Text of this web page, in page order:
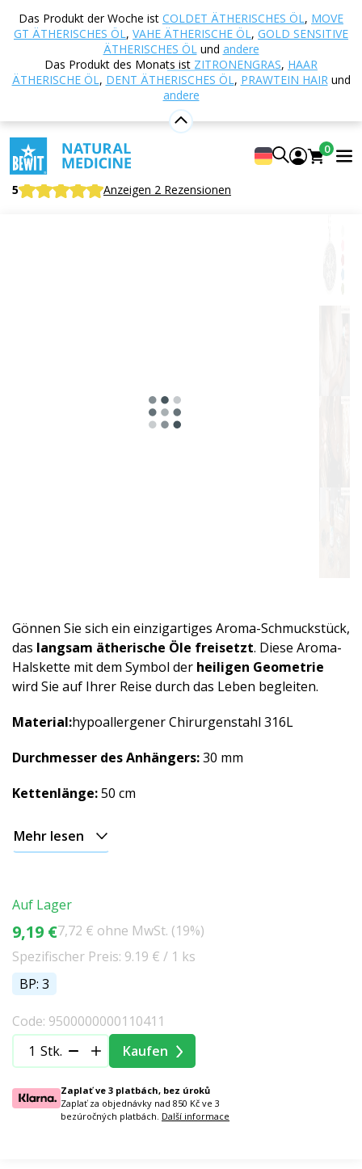
Das Produkt der Woche ist COLDET ÄTHERISCHES ÖL, MOVE
GT ÄTHERISCHES ÖL, VAHE ÄTHERISCHE ÖL, GOLD SENSITIVE
ÄTHERISCHES ÖLund andere
Das Produkt des Monats ist ZITRONENGRAS, HAAR
ÄTHERISCHE ÖL, DENT ÄTHERISCHES ÖL, PRAWTEIN HAIRund
andere
0
Startseite E-shop Aromatherapie
Aroma-
Schmuck
Aroma Halskette - Blume des Lebens -
Symbol der heiligen Geometrie
Aroma Halskette - Blume des Lebens
- Symbol der heiligen Geometrie
Aroma-Schmuckstücke
5 Anzeigen 2 Rezensionen
Gönnen Sie sich ein einzigartiges Aroma-Schmuckstück,
das langsam ätherische Öle freisetzt. Diese Aroma-
Halskette mit dem Symbol der heiligen Geometrie
wird Sie auf Ihrer Reise durch das Leben begleiten.
Material:hypo­allergener Chirurgenstahl 316L
Durchmesser des Anhängers:30 mm
Kettenlänge:50 cm
Mehr lesen
Auf Lager
9,19 €7,72 € ohne MwSt. (19%)
Spezifischer Preis: 9.19 € / 1 ks
BP: 3
Code: 9500000000110411
Stk.
Kaufen
Zaplať ve 3 platbách, bez úroků
Zaplať za objednávky nad 850 Kč ve 3
bezúročných platbách. Další informace